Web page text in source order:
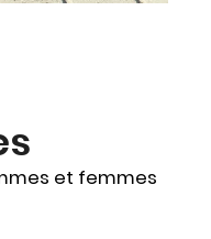
et femmes